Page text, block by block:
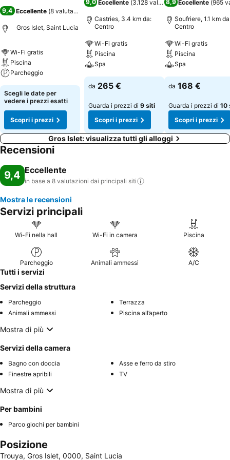
9,4 Eccellente (8 valutazioni
Gros Islet, Saint Lucia
Wi-Fi gratis
Piscina
Parcheggio
Scegli le date per
vedere i prezzi esatti
Scopri i prezzi
9,0 Eccellente (3.128 valutazioni)
Castries, 3.4 km da:
Centro
Wi-Fi gratis
Piscina
Spa
da 265 €
Guarda i prezzi di 9 siti
Scopri i prezzi
8,9 Eccellente (965
Soufriere, 1.1 km
Centro
Wi-Fi gratis
Piscina
Spa
da 168 €
Guarda i prezzi di 10
Scopri i prezzi
Gros Islet: visualizza tutti gli alloggi
Recensioni
9,4 Eccellente
in base a 8 valutazioni dai principali siti
Mostra le recensioni
Servizi principali
Wi-Fi nella hall Wi-Fi in camera Piscina
Parcheggio Animali ammessi A/C
Tutti i servizi
Servizi della struttura
Parcheggio
Terrazza
Animali ammessi
Piscina all’aperto
Mostra di più
Servizi della camera
Bagno con doccia
Asse e ferro da stiro
Finestre apribili
TV
Mostra di più
Per bambini
Parco giochi per bambini
Posizione
Trouya, Gros Islet, 0000, Saint Lucia